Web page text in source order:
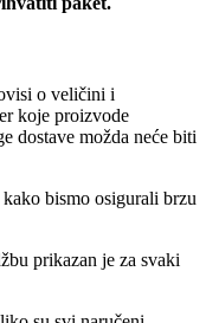
o veličini i
koje proizvode
dostave možda neće biti
bismo osigurali brzu
prikazan je za svaki